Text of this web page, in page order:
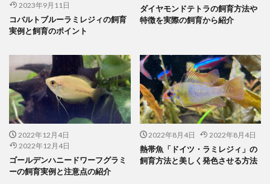
2023年9月11日
コバルトブルーラミレジィの飼育
実例と飼育のポイント
ダイヤモンドテトラの飼育方法や
特徴を実際の飼育から紹介
2022年12月4日
2022年12月4日
ゴールデンハニードワーフグラミ
ーの飼育実例と注意点の紹介
2022年8月4日 2022年8月4日
熱帯魚「ドイツ・ラミレジィ」の
飼育方法と美しく発色させる方法